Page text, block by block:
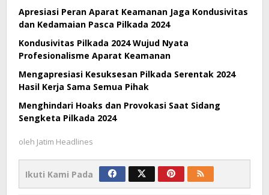
Apresiasi Peran Aparat Keamanan Jaga Kondusivitas
dan Kedamaian Pasca Pilkada 2024
Kondusivitas Pilkada 2024 Wujud Nyata
Profesionalisme Aparat Keamanan
Mengapresiasi Kesuksesan Pilkada Serentak 2024
Hasil Kerja Sama Semua Pihak
Menghindari Hoaks dan Provokasi Saat Sidang
Sengketa Pilkada 2024
oleh Jatim Headlines
Ikuti Kami Pada